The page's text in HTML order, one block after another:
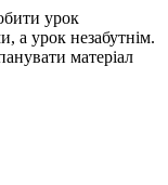
урок
а урок незабутнім.
матеріал